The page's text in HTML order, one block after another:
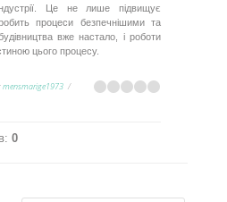
Це не лише підвищує
процеси безпечнішими та
вже настало, і роботи
цього процесу.
:mensmarige1973
: 0